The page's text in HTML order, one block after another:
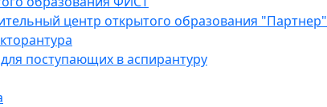
центр открытого образования "Партнер"
поступающих в аспирантуру